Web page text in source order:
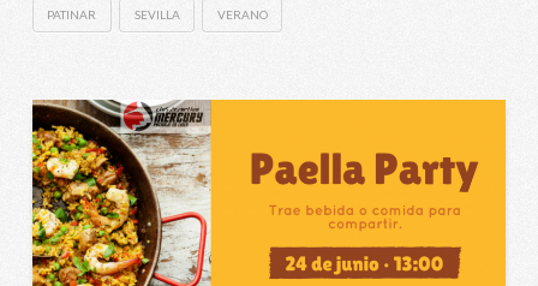
PATINAR SEVILLA VERANO